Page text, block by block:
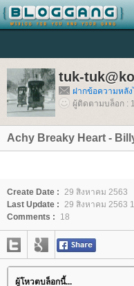
tuk-
ฝากข้อความหลัง
ผู้ติดตามบล็อก :
Achy Breaky Heart -
Create Date : 29 สิงหาคม 2563
Last Update : 29 สิงหาคม 2563
Comments :
18
ผู้โหวตบล็อกนี้...